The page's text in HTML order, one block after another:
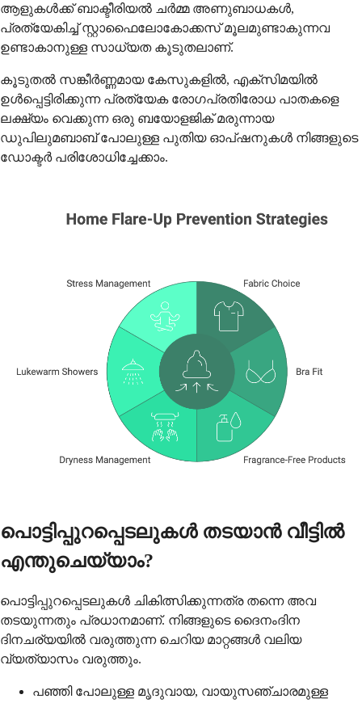
ആളുകൾക്ക് ബാക്ടീരിയൽ ചർമ്മ അണുബാധകൾ,
പ്രത്യേകിച്ച് സ്റ്റാഫൈലോകോക്കസ് മൂലമുണ്ടാകുന്നവ
ഉണ്ടാകാനുള്ള സാധ്യത കൂടുതലാണ്.
കൂടുതൽ സങ്കീർണ്ണമായ കേസുകളിൽ, എക്സിമയിൽ
ഉൾപ്പെട്ടിരിക്കുന്ന പ്രത്യേക രോഗപ്രതിരോധ പാതകളെ
ലക്ഷ്യം വെക്കുന്ന ഒരു ബയോളജിക് മരുന്നായ
ഡുപിലുമബാബ് പോലുള്ള പുതിയ ഓപ്ഷനുകൾ നിങ്ങളുടെ
ഡോക്ടർ പരിശോധിച്ചേക്കാം.
പൊട്ടിപ്പുറപ്പെടലുകൾ തടയാൻ വീട്ടിൽ
എന്തുചെയ്യാം?
പൊട്ടിപ്പുറപ്പെടലുകൾ ചികിത്സിക്കുന്നത്ര തന്നെ അവ
തടയുന്നതും പ്രധാനമാണ്. നിങ്ങളുടെ ദൈനംദിന
ദിനചര്യയിൽ വരുത്തുന്ന ചെറിയ മാറ്റങ്ങൾ വലിയ
വ്യത്യാസം വരുത്തും.
പഞ്ഞി പോലുള്ള മൃദുവായ, വായുസഞ്ചാരമുള്ള